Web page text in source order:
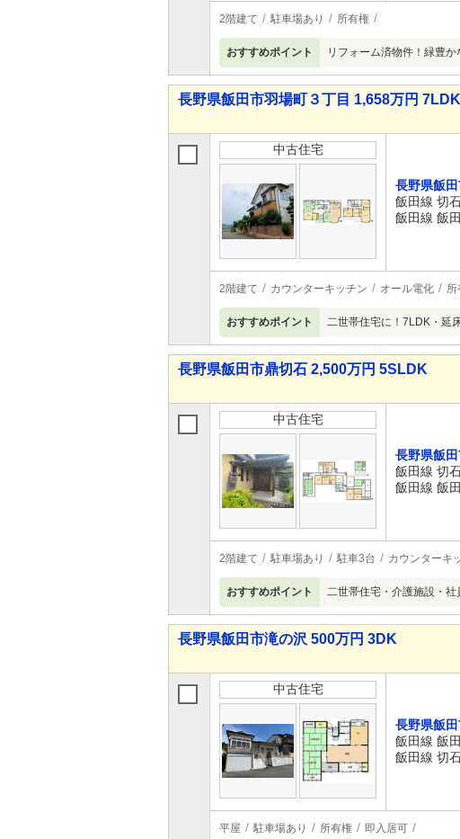
2階建て 駐車場あり 所有権
おすすめポイント リフォーム済物件！緑豊
長野県飯田市羽場町３丁目 1,658万円 7LDK
中古住宅
長野県飯
飯田線 切
飯田線 飯
2階建て カウンターキッチン オール電化 所
おすすめポイント 二世帯住宅に！7LDK・延
長野県飯田市鼎切石 2,500万円 5SLDK
中古住宅
長野県飯
飯田線 切
飯田線 飯
2階建て 駐車場あり 駐車3台 カウンターキ
おすすめポイント 二世帯住宅・介護施設・社
長野県飯田市滝の沢 500万円 3DK
中古住宅
長野県飯
飯田線 飯
飯田線 切
平屋 駐車場あり 所有権 即入居可